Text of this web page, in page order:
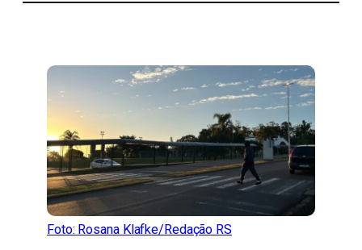
Foto: Rosana Klafke/Redação RS